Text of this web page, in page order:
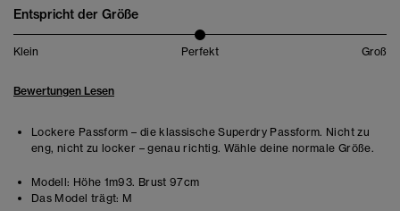
Entspricht der Größe
Klein Perfekt Groß
Bewertungen Lesen
Lockere Passform – die klassische Superdry Passform. Nicht zu
eng, nicht zu locker – genau richtig. Wähle deine normale Größe.
Modell: Höhe 1m93. Brust 97cm
Das Model trägt: M